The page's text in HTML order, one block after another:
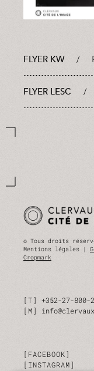
FLYER KW /
FLYER LESC /
© Tous droits
Mentions légales |
Cropmark
T
+352-27-800-
M
FACEBOOK
INSTAGRAM